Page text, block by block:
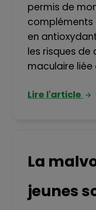
permis de
compléments
en
les risques de
maculaire liée
Lire l'article
La
jeunes